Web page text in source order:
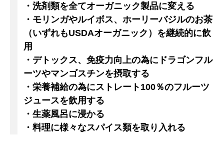
・洗剤類を全てオーガニック製品に変える
・モリンガやルイボス、ホーリーバジルのお茶
（いずれもUSDAオーガニック）を継続的に飲
用
・デトックス、免疫力向上の為にドラゴンフル
ーツやマンゴスチンを摂取する
・栄養補給の為にストレート100％のフルーツ
ジュースを飲用する
・生薬風呂に浸かる
・料理に様々なスパイス類を取り入れる